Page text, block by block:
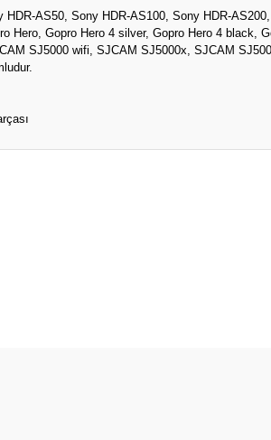
AS50, Sony HDR-AS100, Sony HDR-
Hero, Gopro Hero 4 silver, Gopro Hero 4
SJ5000 wifi, SJCAM SJ5000x, SJCAM